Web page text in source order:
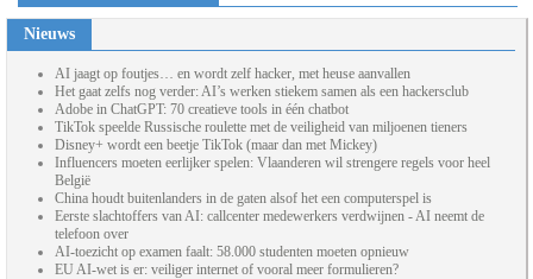
Nieuws
AI jaagt op foutjes… en wordt zelf hacker, met heuse aanvallen
Het gaat zelfs nog verder: AI’s werken stiekem samen als een hackersclub
Adobe in ChatGPT: 70 creatieve tools in één chatbot
TikTok speelde Russische roulette met de veiligheid van miljoenen tieners
Disney+ wordt een beetje TikTok (maar dan met Mickey)
Influencers moeten eerlijker spelen: Vlaanderen wil strengere regels voor heel
België
China houdt buitenlanders in de gaten alsof het een computerspel is
Eerste slachtoffers van AI: callcenter medewerkers verdwijnen - AI neemt de
telefoon over
AI-toezicht op examen faalt: 58.000 studenten moeten opnieuw
EU AI-wet is er: veiliger internet of vooral meer formulieren?